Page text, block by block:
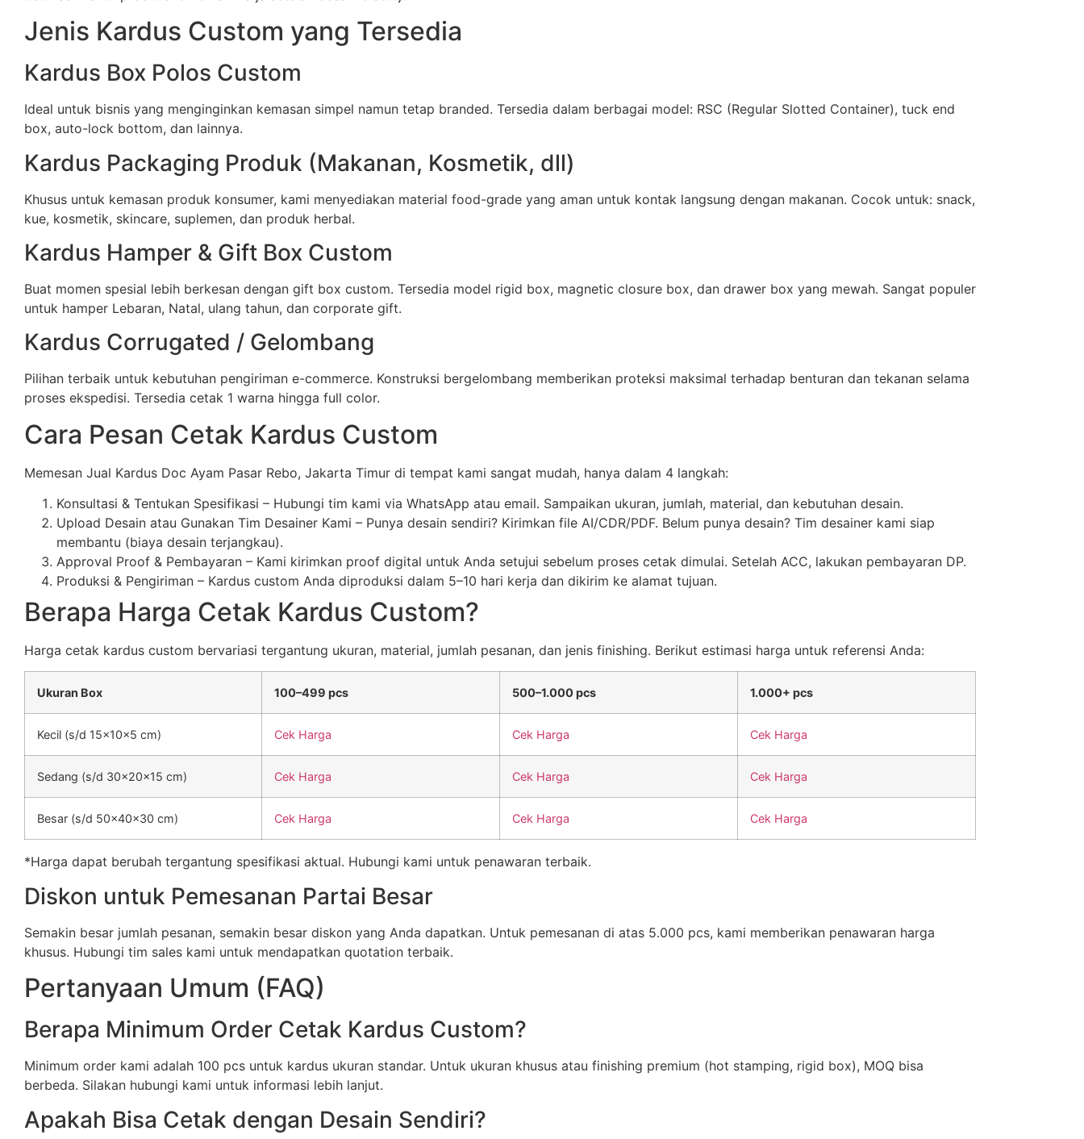
Jenis Kardus Custom yang Tersedia
Kardus Box Polos Custom
Ideal untuk bisnis yang menginginkan kemasan simpel namun tetap branded. Tersedia dalam berbagai model: RSC (Regular Slotted Container), tuck end
box, auto-lock bottom, dan lainnya.
Kardus Packaging Produk (Makanan, Kosmetik, dll)
Khusus untuk kemasan produk konsumer, kami menyediakan material food-grade yang aman untuk kontak langsung dengan makanan. Cocok untuk: snack,
kue, kosmetik, skincare, suplemen, dan produk herbal.
Kardus Hamper & Gift Box Custom
Buat momen spesial lebih berkesan dengan gift box custom. Tersedia model rigid box, magnetic closure box, dan drawer box yang mewah. Sangat populer
untuk hamper Lebaran, Natal, ulang tahun, dan corporate gift.
Kardus Corrugated / Gelombang
Pilihan terbaik untuk kebutuhan pengiriman e-commerce. Konstruksi bergelombang memberikan proteksi maksimal terhadap benturan dan tekanan selama
proses ekspedisi. Tersedia cetak 1 warna hingga full color.
Cara Pesan Cetak Kardus Custom
Memesan Jual Kardus Doc Ayam Pasar Rebo, Jakarta Timur di tempat kami sangat mudah, hanya dalam 4 langkah:
Konsultasi & Tentukan Spesifikasi – Hubungi tim kami via WhatsApp atau email. Sampaikan ukuran, jumlah, material, dan kebutuhan desain.
Upload Desain atau Gunakan Tim Desainer Kami – Punya desain sendiri? Kirimkan file AI/CDR/PDF. Belum punya desain? Tim desainer kami siap
membantu (biaya desain terjangkau).
Approval Proof & Pembayaran – Kami kirimkan proof digital untuk Anda setujui sebelum proses cetak dimulai. Setelah ACC, lakukan pembayaran DP.
Produksi & Pengiriman – Kardus custom Anda diproduksi dalam 5–10 hari kerja dan dikirim ke alamat tujuan.
Berapa Harga Cetak Kardus Custom?
Harga cetak kardus custom bervariasi tergantung ukuran, material, jumlah pesanan, dan jenis finishing. Berikut estimasi harga untuk referensi Anda:
Ukuran Box 100–499 pcs 500–1.000 pcs 1.000+ pcs
Kecil (s/d 15x10x5 cm) Cek Harga Cek Harga Cek Harga
Sedang (s/d 30x20x15 cm) Cek Harga Cek Harga Cek Harga
Besar (s/d 50x40x30 cm) Cek Harga Cek Harga Cek Harga
*Harga dapat berubah tergantung spesifikasi aktual. Hubungi kami untuk penawaran terbaik.
Diskon untuk Pemesanan Partai Besar
Semakin besar jumlah pesanan, semakin besar diskon yang Anda dapatkan. Untuk pemesanan di atas 5.000 pcs, kami memberikan penawaran harga
khusus. Hubungi tim sales kami untuk mendapatkan quotation terbaik.
Pertanyaan Umum (FAQ)
Berapa Minimum Order Cetak Kardus Custom?
Minimum order kami adalah 100 pcs untuk kardus ukuran standar. Untuk ukuran khusus atau finishing premium (hot stamping, rigid box), MOQ bisa
berbeda. Silakan hubungi kami untuk informasi lebih lanjut.
Apakah Bisa Cetak dengan Desain Sendiri?